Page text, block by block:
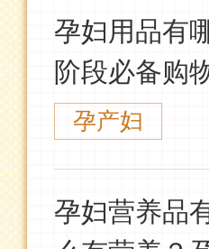
孕妇用品有
阶段必备购
孕产妇
孕妇营养品